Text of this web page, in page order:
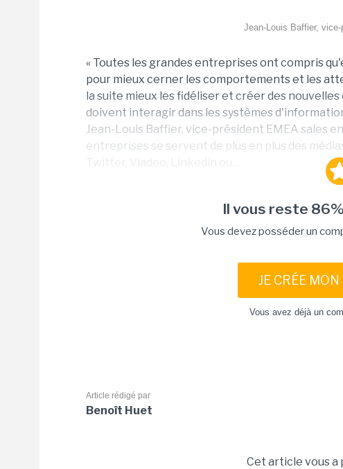
Jean-Louis Baffier,
« Toutes les grandes entreprises ont compris
pour mieux cerner les comportements et les
la suite mieux les fidéliser et créer des
doivent interagir dans les systèmes
Jean-Louis Baffier, vice-président EMEA sales
entreprises se servent de plus en plus des
Il vous reste
Vous devez posséder un
JE CRÉE MON
Vous avez déjà un
Article rédigé par
Benoît Huet
Cet article vous a